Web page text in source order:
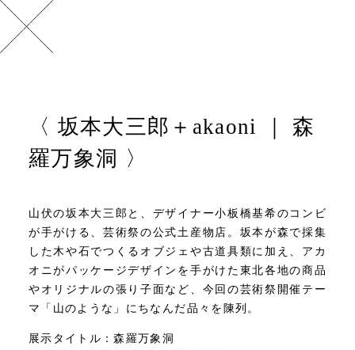
坂本大三郎＋akaoni ｜ 森
羅万象洞
山伏の坂本大三郎と、デザイナー小板橋基希のコンビ
が手がける、芸術祭の公式土産物店。坂本が森で採集
した木や石でつくるオブジェや古道具類に加え、アカ
オニがパッケージデザインを手がけた東北各地の商品
やオリジナルの張り子面など、今回の芸術祭開催テー
マ「山のような」にちなんだ品々を陳列。
展示タイトル：森羅万象洞